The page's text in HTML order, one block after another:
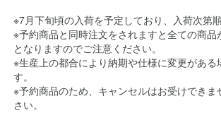
※7月下旬頃の入荷を予定しており、入荷次第
※予約商品と同時注文をされますと全ての商品
となりますのでご注意ください。
※生産上の都合により納期や仕様に変更がある
す。
※予約商品のため、キャンセルはお受けできま
さい。